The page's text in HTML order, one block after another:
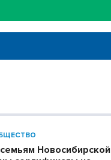
Новосибирской